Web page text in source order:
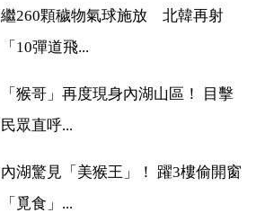
繼260顆穢物氣球施放 北韓再射
「10彈道飛...
「猴哥」再度現身內湖山區！ 目擊
民眾直呼...
內湖驚見「美猴王」！ 躍3樓偷開窗
「覓食」...